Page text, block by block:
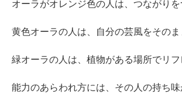
オーラがオレンジ色の人は、つながり
黄色オーラの人は、自分の芸風をそのま
緑オーラの人は、植物がある場所でリフ
能力のあらわれ方には、その人の持ち味